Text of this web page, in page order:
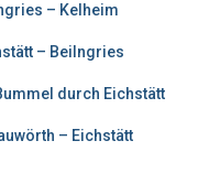
– Kelheim
– Beilngries
durch Eichstätt
– Eichstätt